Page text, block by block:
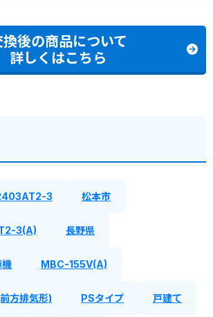
換後の商品について
詳しくはこちら
3 松本市
3(A) 長野県
機 MBC-155V(A)
方排気形) PSタイプ 戸建て